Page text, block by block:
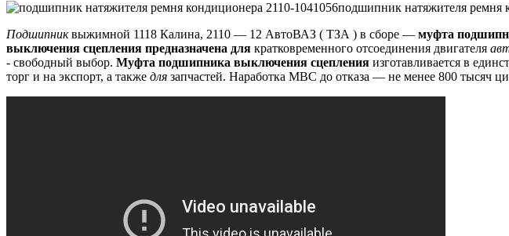
подшипник натяжителя ремня
Подшипниквыжимной 1118 Калина, 2110 — 12 АвтоВАЗ ( ТЗА ) в сборе — муфта
выключения сцепления предназначена для кратковременного отсоединения двигателя
- свободный выбор. Муфта подшипника выключения сцепления изготавливается в
торг и на экспорт, а также для запчастей. Наработка МВС до отказа — не менее 800 тысяч